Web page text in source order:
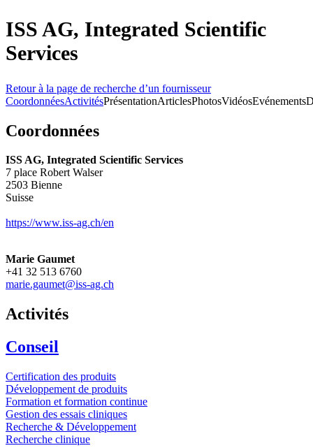
ISS AG, Integrated Scientific
Services
Retour à la page de recherche d’un fournisseur
CoordonnéesActivitésPrésentationArticlesPhotosVidéosEvénements
Coordonnées
ISS AG, Integrated Scientific Services
7 place Robert Walser
2503 Bienne
Suisse
https://www.iss-ag.ch/en
Marie Gaumet
+41 32 513 6760
marie.gaumet@iss-ag.ch
Activités
Conseil
Certification des produits
Développement de produits
Formation et formation continue
Gestion des essais cliniques
Recherche & Développement
Recherche clinique